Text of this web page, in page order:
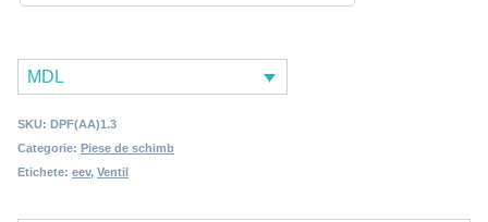
MDL
SKU: DPF(AA)1.3
Categorie: Piese de schimb
Etichete: eev, Ventil